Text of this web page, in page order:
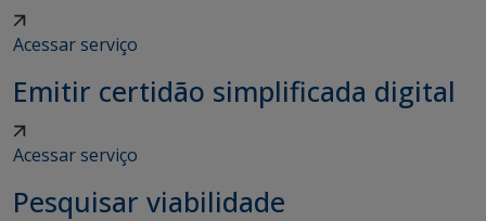
Acessar serviço
Emitir certidão simplificada digital
Acessar serviço
Pesquisar viabilidade